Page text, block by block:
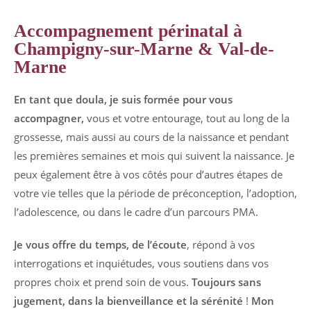
Accompagnement périnatal à
Champigny-sur-Marne & Val-de-
Marne
En tant que doula, je suis formée pour vous
accompagner, vous et votre entourage, tout au long de la
grossesse, mais aussi au cours de la naissance et pendant
les premières semaines et mois qui suivent la naissance. Je
peux également être à vos côtés pour d’autres étapes de
votre vie telles que la période de préconception, l’adoption,
l’adolescence, ou dans le cadre d’un parcours PMA.
Je vous offre du temps, de l’écoute, répond à vos
interrogations et inquiétudes, vous soutiens dans vos
propres choix et prend soin de vous. Toujours sans
jugement, dans la bienveillance et la sérénité ! Mon